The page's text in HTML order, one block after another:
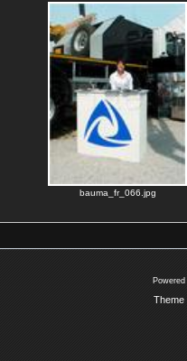
bauma_fr_066.jpg
Theme